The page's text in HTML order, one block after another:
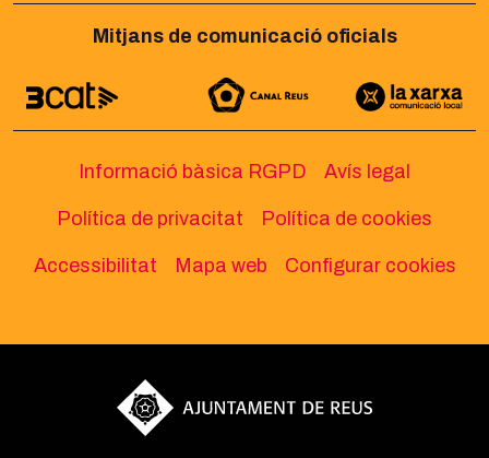
Mitjans de comunicació oficials
Informació bàsica RGPD Avís legal
Política de privacitat Política de cookies
Accessibilitat Mapa web Configurar cookies